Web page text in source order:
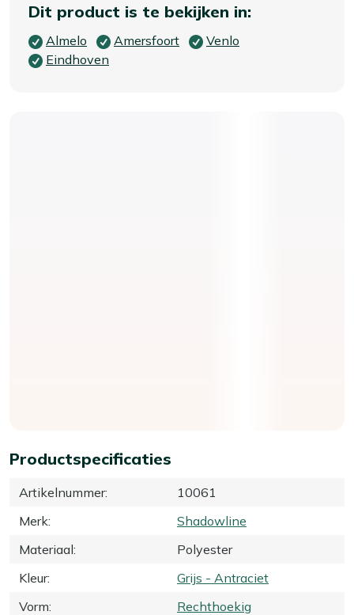
Productspecificaties
Artikelnummer:
10061
Merk:
Shadowline
Materiaal:
Polyester
Kleur:
Grijs - Antraciet
Vorm:
Rechthoekig
Dit product is te bekijken in:
Almelo Amersfoort
Venlo
Eindhoven